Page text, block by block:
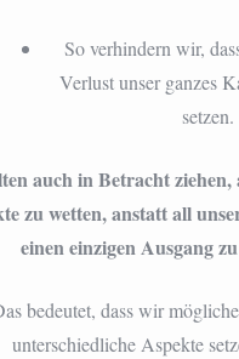
So verhindern wir,
Verlust unser ganzes
setzen.
auch in Betracht ziehen,
zu wetten, anstatt all
einen einzigen Ausgang
bedeutet, dass wir
unterschiedliche Aspekte